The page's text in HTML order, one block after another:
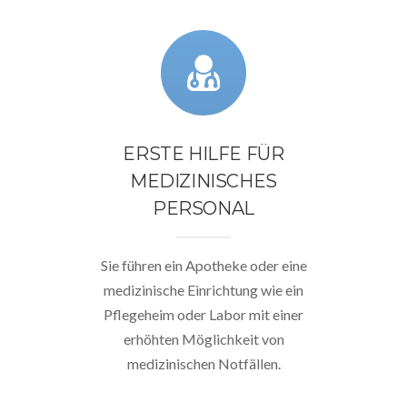
ERSTE HILFE FÜR
MEDIZINISCHES
PERSONAL
Sie führen ein Apotheke oder eine
medizinische Einrichtung wie ein
Pflegeheim oder Labor mit einer
erhöhten Möglichkeit von
medizinischen Notfällen.